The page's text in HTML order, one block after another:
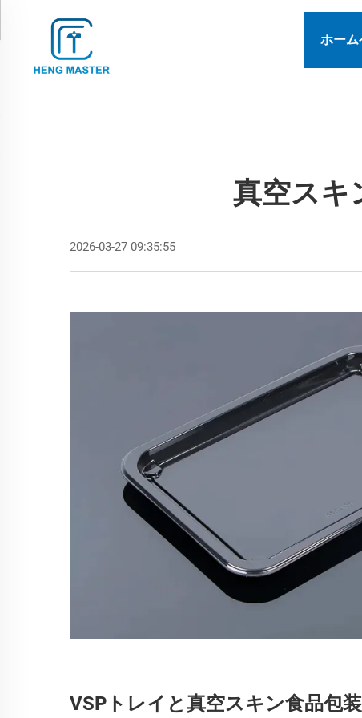
ホーム
真空スキ
2026-03-27 09:35:55
VSPトレイと真空スキン食品包